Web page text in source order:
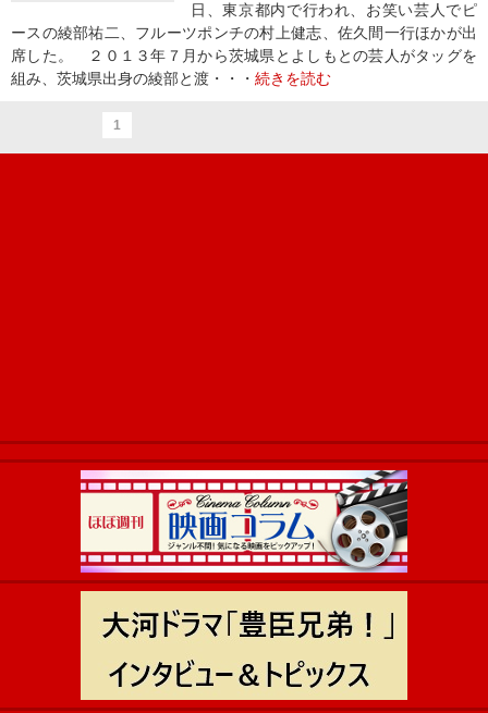
日、東京都内で行われ、お笑い芸人でピ
ースの綾部祐二、フルーツポンチの村上健志、佐久間一行ほかが出
席した。 ２０１３年７月から茨城県とよしもとの芸人がタッグを
組み、茨城県出身の綾部と渡・・・ 続きを読む
1